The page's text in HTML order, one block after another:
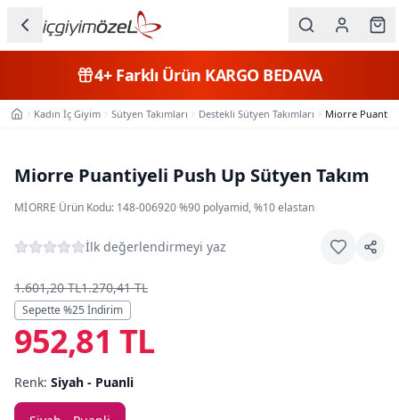
Kategorileri
Erkek
Çocuk
Fantazi
Büyük
Beden
Markalar
Plaj & Mayo
4+Farklı Ürün KARGO BEDAVA
Ana SayfaKadın İç Giyim Sütyen Takımları Destekli Sütyen Takımları Miorre
Miorre Puantiyeli Push Up Sütyen Takım
MIORRE·Ürün Kodu: 148-006920·%90 polyamid, %10 elastan
İlk değerlendirmeyi yaz
1.601,20 TL1.270,41 TL
Sepette %25 İndirim
952,81 TL
Renk: Siyah - Puanli